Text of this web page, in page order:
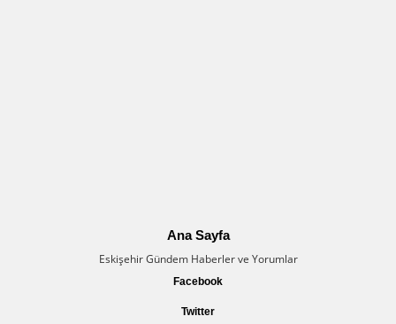
Ana Sayfa
Eskişehir Gündem Haberler ve Yorumlar
Facebook
Twitter